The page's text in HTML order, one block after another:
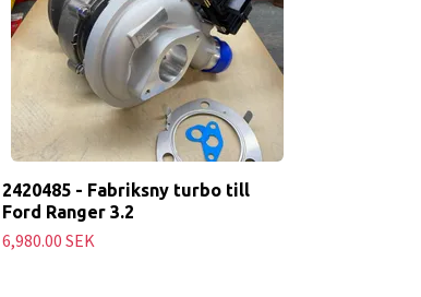
2420485 - Fabriksny turbo till
Ford Ranger 3.2
6,980.00 SEK